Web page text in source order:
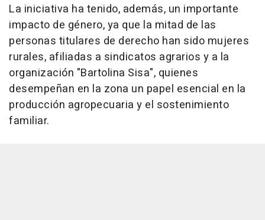
La iniciativa ha tenido, además, un importante
impacto de género, ya que la mitad de las
personas titulares de derecho han sido mujeres
rurales, afiliadas a sindicatos agrarios y a la
organización "Bartolina Sisa", quienes
desempeñan en la zona un papel esencial en la
producción agropecuaria y el sostenimiento
familiar.